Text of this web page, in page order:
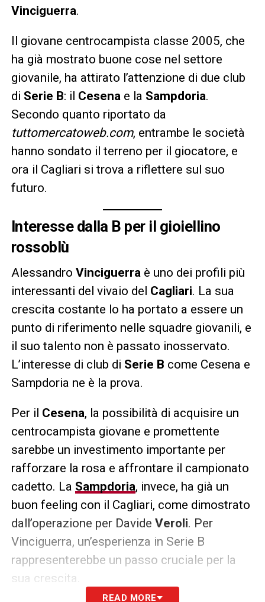
Vinciguerra.
Il giovane centrocampista classe 2005, che
ha già mostrato buone cose nel settore
giovanile, ha attirato l’attenzione di due club
di Serie B: il Cesena e la Sampdoria.
Secondo quanto riportato da
tuttomercatoweb.com, entrambe le società
hanno sondato il terreno per il giocatore, e
ora il Cagliari si trova a riflettere sul suo
futuro.
Interesse dalla B per il gioiellino
rossoblù
Alessandro Vinciguerra è uno dei profili più
interessanti del vivaio del Cagliari. La sua
crescita costante lo ha portato a essere un
punto di riferimento nelle squadre giovanili, e
il suo talento non è passato inosservato.
L’interesse di club di Serie B come Cesena e
Sampdoria ne è la prova.
Per il Cesena, la possibilità di acquisire un
centrocampista giovane e promettente
sarebbe un investimento importante per
rafforzare la rosa e affrontare il campionato
cadetto. La Sampdoria, invece, ha già un
buon feeling con il Cagliari, come dimostrato
dall’operazione per Davide Veroli. Per
Vinciguerra, un’esperienza in Serie B
rappresenterebbe un passo cruciale per la
sua crescita.
READ MORE